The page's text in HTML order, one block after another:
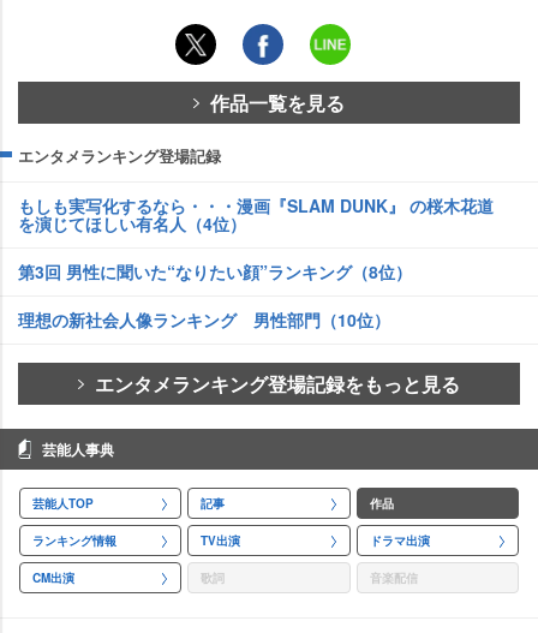
作品一覧を見る
エンタメランキング登場記録
もしも実写化するなら・・・漫画『SLAM DUNK』 の桜木花道
を演じてほしい有名人（4位）
第3回 男性に聞いた“なりたい顔”ランキング（8位）
理想の新社会人像ランキング 男性部門（10位）
エンタメランキング登場記録をもっと見る
芸能人事典
芸能人TOP 記事 作品
ランキング情報 TV出演 ドラマ出演
CM出演 歌詞 音楽配信